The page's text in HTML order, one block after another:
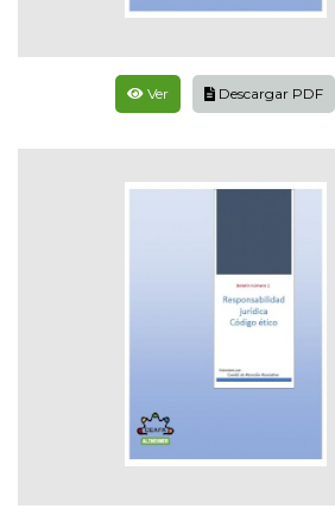
Ver Descargar PDF